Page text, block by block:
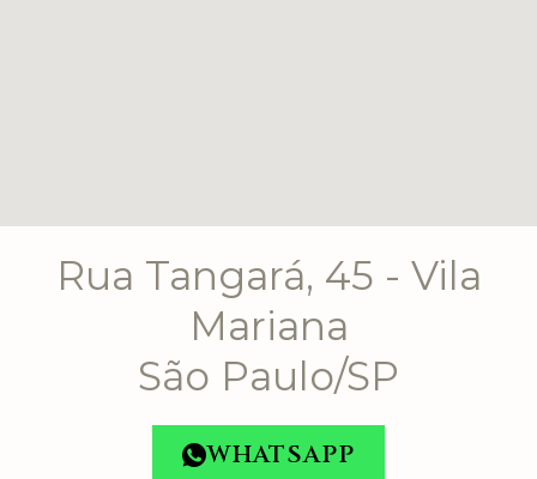
Rua Tangará, 45 - Vila
Mariana
São Paulo/SP
WHATSAPP